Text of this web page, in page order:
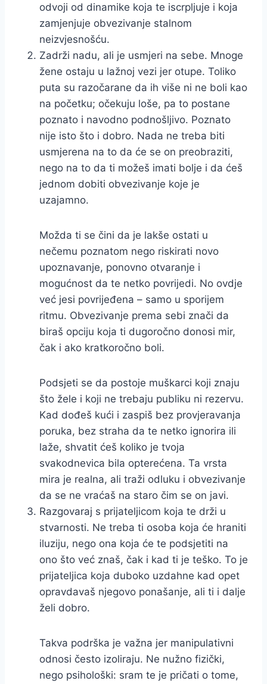
odvoji od dinamike koja te iscrpljuje i koja
zamjenjuje obvezivanje stalnom
neizvjesnošću.
Zadrži nadu, ali je usmjeri na sebe. Mnoge
žene ostaju u lažnoj vezi jer otupe. Toliko
puta su razočarane da ih više ni ne boli kao
na početku; očekuju loše, pa to postane
poznato i navodno podnošljivo. Poznato
nije isto što i dobro. Nada ne treba biti
usmjerena na to da će se on preobraziti,
nego na to da ti možeš imati bolje i da ćeš
jednom dobiti obvezivanje koje je
uzajamno.
Možda ti se čini da je lakše ostati u
nečemu poznatom nego riskirati novo
upoznavanje, ponovno otvaranje i
mogućnost da te netko povrijedi. No ovdje
već jesi povrijeđena – samo u sporijem
ritmu. Obvezivanje prema sebi znači da
biraš opciju koja ti dugoročno donosi mir,
čak i ako kratkoročno boli.
Podsjeti se da postoje muškarci koji znaju
što žele i koji ne trebaju publiku ni rezervu.
Kad dođeš kući i zaspiš bez provjeravanja
poruka, bez straha da te netko ignorira ili
laže, shvatit ćeš koliko je tvoja
svakodnevica bila opterećena. Ta vrsta
mira je realna, ali traži odluku i obvezivanje
da se ne vraćaš na staro čim se on javi.
Razgovaraj s prijateljicom koja te drži u
stvarnosti. Ne treba ti osoba koja će hraniti
iluziju, nego ona koja će te podsjetiti na
ono što već znaš, čak i kad ti je teško. To je
prijateljica koja duboko uzdahne kad opet
opravdavaš njegovo ponašanje, ali ti i dalje
želi dobro.
Takva podrška je važna jer manipulativni
odnosi često izoliraju. Ne nužno fizički,
nego psihološki: sram te je pričati o tome,